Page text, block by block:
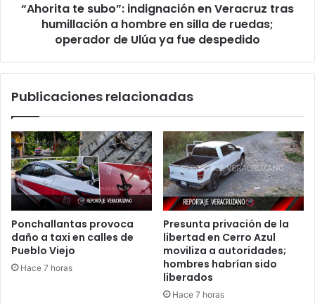
hombre
ruedas;
de
fue
despedido
“Ahorita te subo”: indignación en Veracruz tras
humillación a hombre en silla de ruedas;
operador de Ulúa ya fue despedido
Publicaciones relacionadas
Ponchallantas provoca
daño a taxi en calles de
Pueblo Viejo
Hace 7 horas
Presunta privación de la
libertad en Cerro Azul
moviliza a autoridades;
hombres habrían sido
liberados
Hace 7 horas